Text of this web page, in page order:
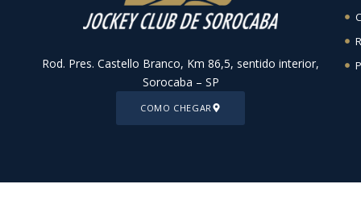
Rod. Pres. Castello Branco, Km 86,5, sentido interior,
Sorocaba – SP
COMO CHEGAR